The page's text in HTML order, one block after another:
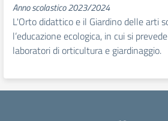
Anno scolastico 2023/2024
L'Orto didattico e il Giardino delle arti
l’educazione ecologica, in cui si
laboratori di orticultura e giardinaggio.